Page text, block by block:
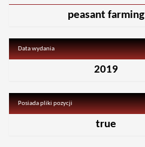
peasant farming
Data wydania
2019
Posiada pliki pozycji
true